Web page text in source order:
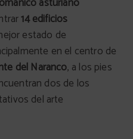
14 edificios
estado de
en el centro de
del Naranco, a los pies
dos de los
del arte